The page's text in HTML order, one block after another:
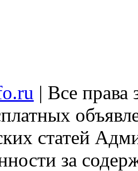
| Все
статей
за